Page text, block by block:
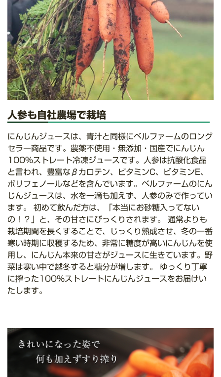
人参も自社農場で栽培
にんじんジュースは、青汁と同様にベルファームのロング
セラー商品です。農薬不使用・無添加・国産でにんじん
100%ストレート冷凍ジュースです。人参は抗酸化食品
と言われ、豊富なβカロテン、ビタミンC、ビタミンE、
ポリフェノールなどを含んでいます。ベルファームのにん
じんジュースは、水を一滴も加えず、人参のみで作ってい
ます。 初めて飲んだ方は、「本当にお砂糖入ってない
の！？」と、その甘さにびっくりされます。 通常よりも
栽培期間を長くすることで、じっくり熟成させ、冬の一番
寒い時期に収穫するため、非常に糖度が高いにんじんを使
用し、にんじん本来の甘さがジュースに生きています。野
菜は寒い中で越冬すると糖分が増します。 ゆっくり丁寧
に搾った100%ストレートにんじんジュースをお届けい
たします。